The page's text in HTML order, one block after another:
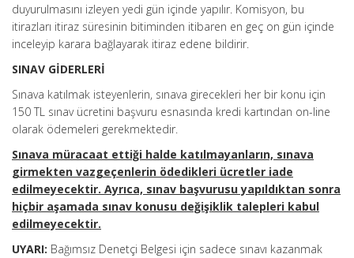
duyurulmasını izleyen yedi gün içinde yapılır. Komisyon, bu
itirazları itiraz süresinin bitiminden itibaren en geç on gün içinde
inceleyip karara bağlayarak itiraz edene bildirir.
SINAV GİDERLERİ
Sınava katılmak isteyenlerin, sınava girecekleri her bir konu için
150 TL sınav ücretini başvuru esnasında kredi kartından on-line
olarak ödemeleri gerekmektedir.
Sınava müracaat ettiği halde katılmayanların, sınava
girmekten vazgeçenlerin ödedikleri ücretler iade
edilmeyecektir. Ayrıca, sınav başvurusu yapıldıktan sonra
hiçbir aşamada sınav konusu değişiklik talepleri kabul
edilmeyecektir.
UYARI: Bağımsız Denetçi Belgesi için sadece sınavı kazanmak